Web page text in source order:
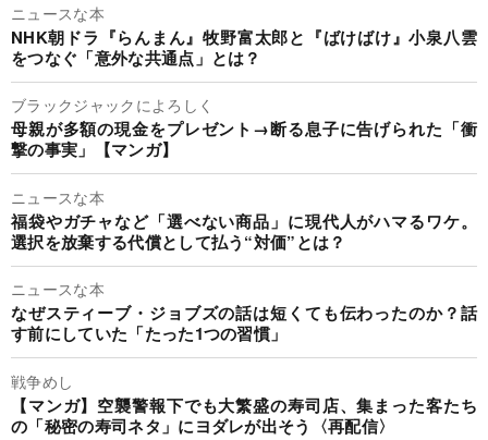
ニュースな本
NHK朝ドラ『らんまん』牧野富太郎と『ばけばけ』小泉八雲
をつなぐ「意外な共通点」とは？
ブラックジャックによろしく
母親が多額の現金をプレゼント→断る息子に告げられた「衝
撃の事実」【マンガ】
ニュースな本
福袋やガチャなど「選べない商品」に現代人がハマるワケ。
選択を放棄する代償として払う“対価”とは？
ニュースな本
なぜスティーブ・ジョブズの話は短くても伝わったのか？話
す前にしていた「たった1つの習慣」
戦争めし
【マンガ】空襲警報下でも大繁盛の寿司店、集まった客たち
の「秘密の寿司ネタ」にヨダレが出そう〈再配信〉